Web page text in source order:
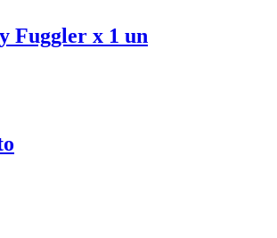
Fuggler x 1 un